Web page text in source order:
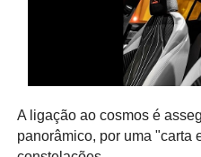
A ligação ao cosmos é
panorâmico, por uma "carta